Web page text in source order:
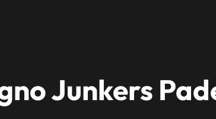
Junkers